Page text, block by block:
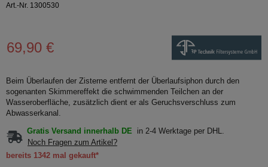
Art.-Nr. 1300530
69,90 €
Beim Überlaufen der Zisterne entfernt der Überlaufsiphon durch den
sogenanten Skimmereffekt die schwimmenden Teilchen an der
Wasseroberfläche, zusätzlich dient er als Geruchsverschluss zum
Abwasserkanal.
Gratis Versand innerhalb DE
in 2-4 Werktage per DHL.
Noch Fragen zum Artikel?
bereits 1342 mal gekauft*